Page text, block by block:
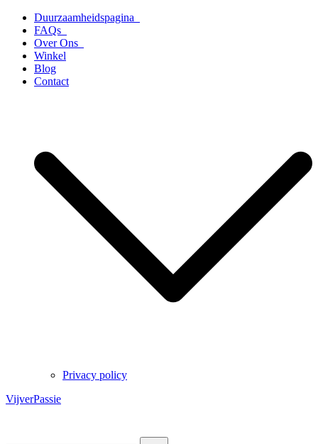
naar
inhoud
Duurzaamheidspagina
FAQs
Over Ons
Winkel
Blog
Contact
Privacy policy
VijverPassie